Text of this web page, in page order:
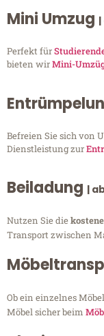
Mini Umzug
Perfekt für
bieten wirMini-
Befreien Sie sich von
Dienstleistung zur
Beiladung |
Nutzen Sie die
Transport zwischen
Ob ein einzelnes
Möbel sicher beim